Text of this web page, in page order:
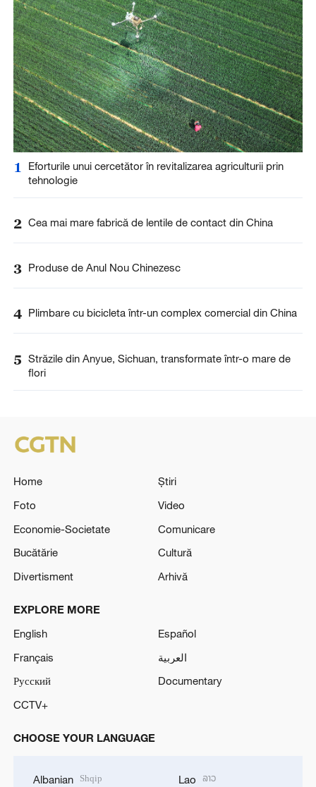
1
Eforturile unui cercetător în revitalizarea agriculturii prin
tehnologie
2 Cea mai mare fabrică de lentile de contact din China
3 Produse de Anul Nou Chinezesc
4 Plimbare cu bicicleta într-un complex comercial din China
5 Străzile din Anyue, Sichuan, transformate într-o mare de
flori
Home
Știri
Foto
Video
Economie-Societate
Comunicare
Bucătărie
Cultură
Divertisment
Arhivă
EXPLORE MORE
English
Español
Français
العربية
Русский
Documentary
CCTV+
CHOOSE YOUR LANGUAGE
Albanian Shqip Lao ລາວ